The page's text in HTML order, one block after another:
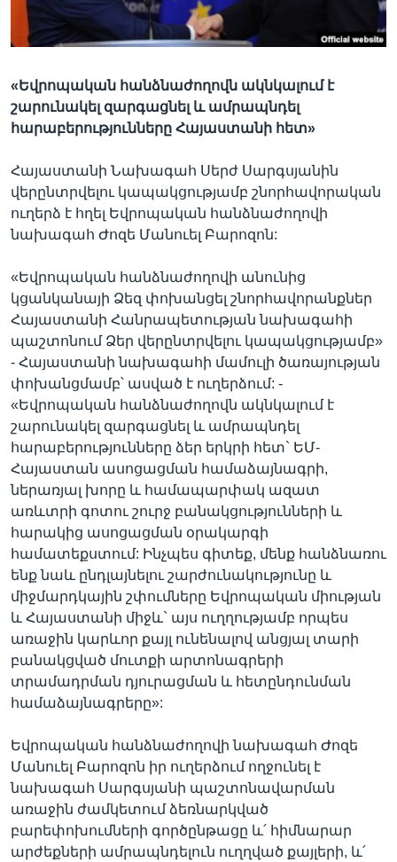
«Եվրոպական հանձնաժողովն ակնկալում է
շարունակել զարգացնել և ամրապնդել
հարաբերությունները Հայաստանի հետ»
Հայաստանի Նախագահ Սերժ Սարգսյանին
վերընտրվելու կապակցությամբ շնորհավորական
ուղերձ է հղել Եվրոպական հանձնաժողովի
նախագահ Ժոզե Մանուել Բարոզոն:
«Եվրոպական հանձնաժողովի անունից
կցանկանայի Ձեզ փոխանցել շնորհավորանքներ
Հայաստանի Հանրապետության նախագահի
պաշտոնում Ձեր վերընտրվելու կապակցությամբ»
- Հայաստանի նախագահի մամուլի ծառայության
փոխանցմամբ՝ ասված է ուղերձում: -
«Եվրոպական հանձնաժողովն ակնկալում է
շարունակել զարգացնել և ամրապնդել
հարաբերությունները ձեր երկրի հետ` ԵՄ-
Հայաստան ասոցացման համաձայնագրի,
ներառյալ խորը և համապարփակ ազատ
առևտրի գոտու շուրջ բանակցությունների և
հարակից ասոցացման օրակարգի
համատեքստում: Ինչպես գիտեք, մենք հանձնառու
ենք նաև ընդլայնելու շարժունակությունը և
միջմարդկային շփումները Եվրոպական միության
և Հայաստանի միջև` այս ուղղությամբ որպես
առաջին կարևոր քայլ ունենալով անցյալ տարի
բանակցված մուտքի արտոնագրերի
տրամադրման դյուրացման և հետընդունման
համաձայնագրերը»:
Եվրոպական հանձնաժողովի նախագահ Ժոզե
Մանուել Բարոզոն իր ուղերձում ողջունել է
նախագահ Սարգսյանի պաշտոնավարման
առաջին ժամկետում ձեռնարկված
բարեփոխումների գործընթացը և՛ հիմնարար
արժեքների ամրապնդելուն ուղղված քայլերի, և՛